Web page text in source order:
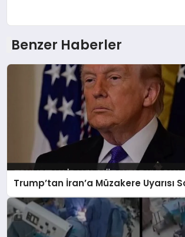
Benzer Haberler
Trump’tan İran’a Müzakere Uyarısı